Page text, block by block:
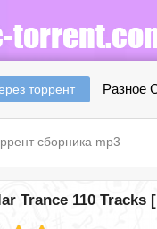
торрент Разное
Trance 110 Tracks